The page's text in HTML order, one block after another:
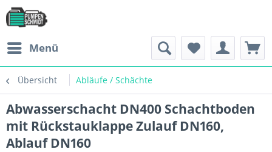
Menü
Übersicht Abläufe / Schächte
Abwasserschacht DN400 Schachtboden
mit Rückstauklappe Zulauf DN160,
Ablauf DN160